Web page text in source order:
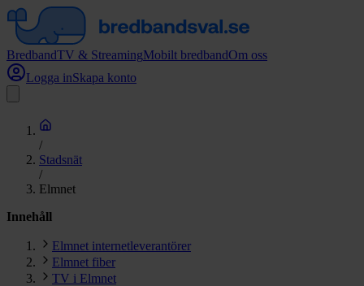
BredbandTV & StreamingMobilt bredbandOm oss
Logga inSkapa konto
/
Stadsnät
/
Elmnet
Innehåll
Elmnet internetleverantörer
Elmnet fiber
TV i Elmnet